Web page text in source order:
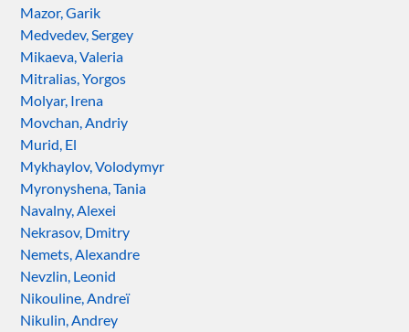
Mazor, Garik
Medvedev, Sergey
Mikaeva, Valeria
Mitralias, Yorgos
Molyar, Irena
Movchan, Andriy
Murid, El
Mykhaylov, Volodymyr
Myronyshena, Tania
Navalny, Alexei
Nekrasov, Dmitry
Nemets, Alexandre
Nevzlin, Leonid
Nikouline, Andreï
Nikulin, Andrey